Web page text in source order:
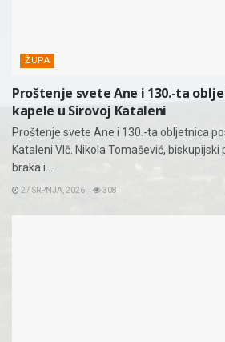
ŽUPA
Proštenje svete Ane i 130.-ta
kapele u Sirovoj Kataleni
Proštenje svete Ane i 130.-ta obljetnica
Kataleni Vlč. Nikola Tomašević, biskupijski
braka i...
27 SRPNJA, 2026 308